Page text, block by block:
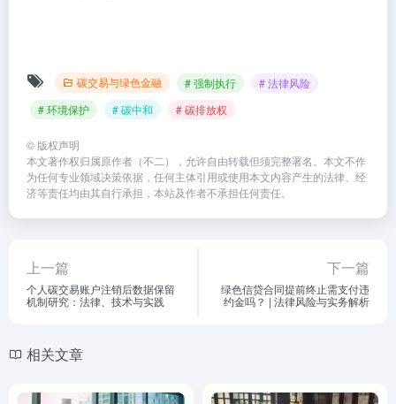
碳交易与绿色金融 # 强制执行
# 法律风险
# 环境保护
# 碳中和 # 碳排放权
© 版权声明
本文著作权归属原作者（不二），允许自由转载但须完整署名。本文不作
为任何专业领域决策依据，任何主体引用或使用本文内容产生的法律、经
济等责任均由其自行承担，本站及作者不承担任何责任。
上一篇
个人碳交易账户注销后数据保留
机制研究：法律、技术与实践
下一篇
绿色信贷合同提前终止需支付违
约金吗？ | 法律风险与实务解析
相关文章